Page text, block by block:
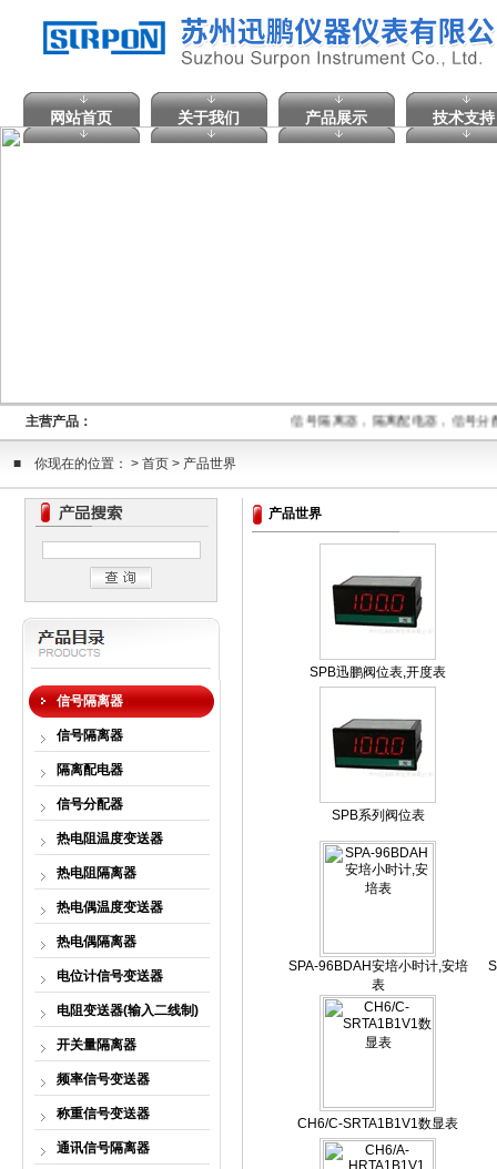
网站首页 关于我们 产品展示 技术支持
主营产品： 信号隔离器，隔离配电器，信号分
■ 你现在的位置： > 首页 > 产品世界
信号隔离器
信号隔离器
隔离配电器
信号分配器
热电阻温度变送器
热电阻隔离器
热电偶温度变送器
热电偶隔离器
电位计信号变送器
电阻变送器(输入二线制)
开关量隔离器
频率信号变送器
称重信号变送器
通讯信号隔离器
产品世界
SPB迅鹏阀位表,开度表
SPB系列阀位表
SPA-96BDAH安培小时计,安培
表
CH6/C-SRTA1B1V1数显表